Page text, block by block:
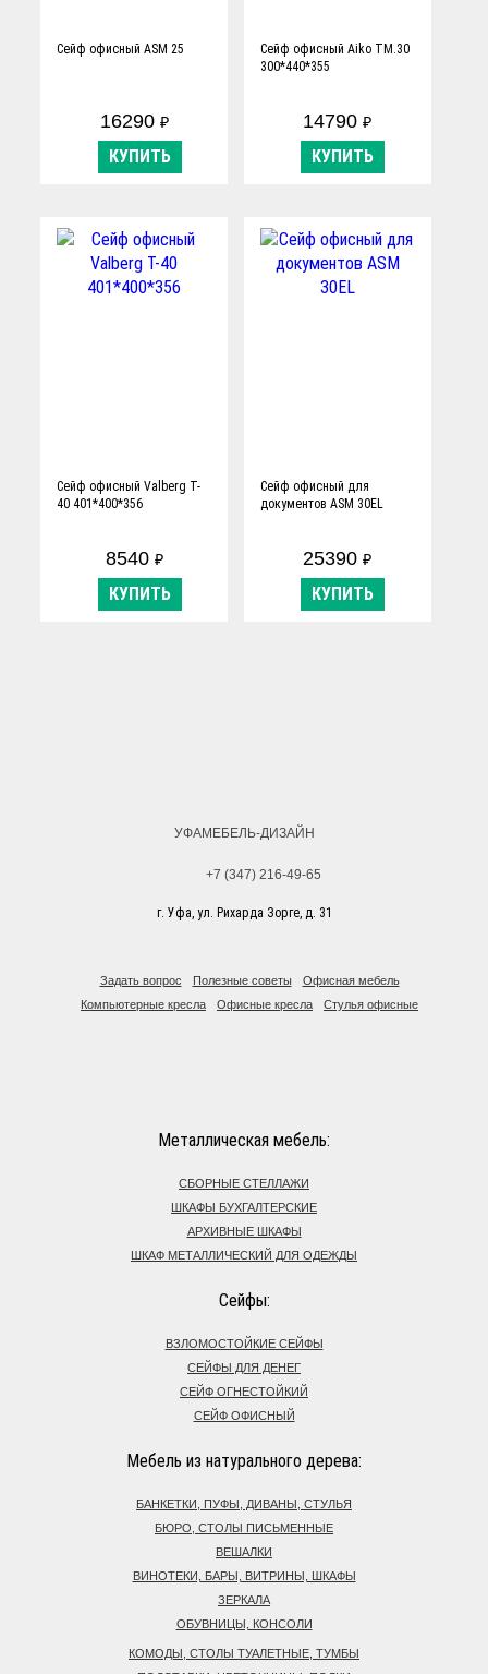
Сейф офисный ASM 25
16290 ₽
КУПИТЬ
Сейф офисный Aiko TM.30
300*440*355
14790₽
КУПИТЬ
Сейф офисный Valberg T-
40 401*400*356
8540 ₽
КУПИТЬ
Сейф офисный для
документов ASM 30EL
25390₽
КУПИТЬ
УФАМЕБЕЛЬ-ДИЗАЙН
+7 (347) 216-49-65
г. Уфа, ул. Рихарда Зорге, д. 31
Задать вопрос Полезные советы
Офисная мебель
Компьютерные кресла
Офисные кресла Стулья офисные
Металлическая мебель:
СБОРНЫЕ СТЕЛЛАЖИ
ШКАФЫ БУХГАЛТЕРСКИЕ
АРХИВНЫЕ ШКАФЫ
ШКАФ МЕТАЛЛИЧЕСКИЙ ДЛЯ ОДЕЖДЫ
Сейфы:
ВЗЛОМОСТОЙКИЕ СЕЙФЫ
СЕЙФЫ ДЛЯ ДЕНЕГ
СЕЙФ ОГНЕСТОЙКИЙ
СЕЙФ ОФИСНЫЙ
Мебель из натурального дерева:
БАНКЕТКИ, ПУФЫ, ДИВАНЫ, СТУЛЬЯ
БЮРО, СТОЛЫ ПИСЬМЕННЫЕ
ВЕШАЛКИ
ВИНОТЕКИ, БАРЫ, ВИТРИНЫ, ШКАФЫ
ЗЕРКАЛА
ОБУВНИЦЫ, КОНСОЛИ
КОМОДЫ, СТОЛЫ ТУАЛЕТНЫЕ, ТУМБЫ